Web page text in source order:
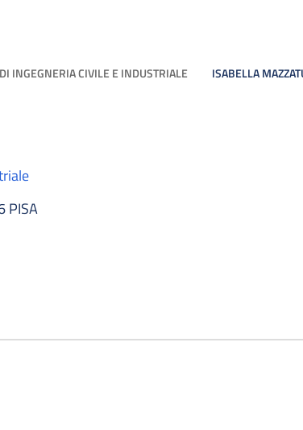
INGEGNERIA CIVILE E INDUSTRIALE ISABELLA
PISA